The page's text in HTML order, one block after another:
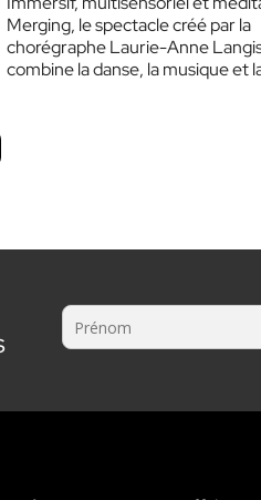
Merging, le spectacle créé par la
chorégraphe Laurie-Anne
combine la danse, la musique et